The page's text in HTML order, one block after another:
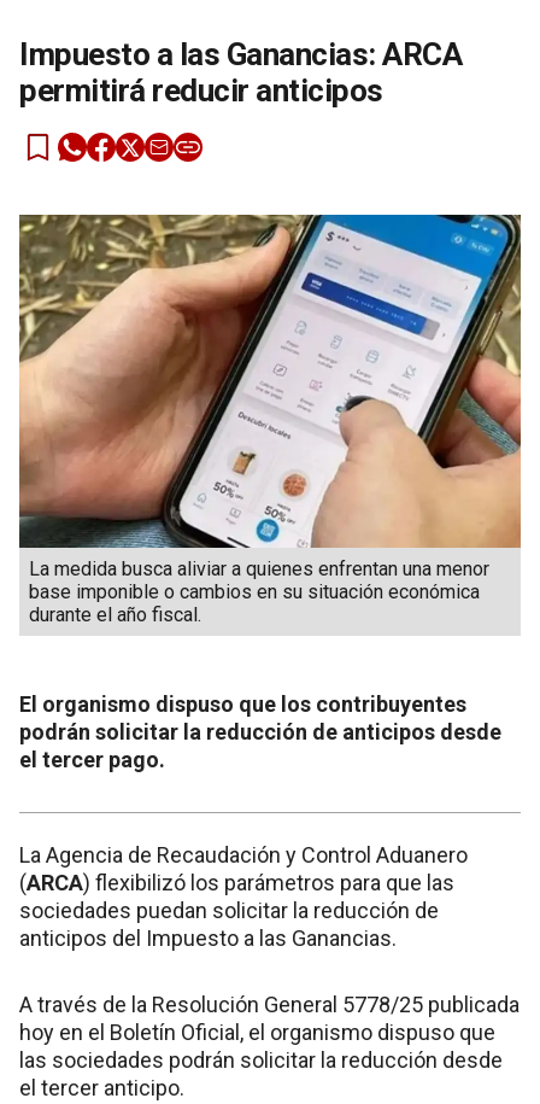
Impuesto a las Ganancias: ARCA
permitirá reducir anticipos
La medida busca aliviar a quienes enfrentan una menor
base imponible o cambios en su situación económica
durante el año fiscal.
El organismo dispuso que los contribuyentes
podrán solicitar la reducción de anticipos desde
el tercer pago.
La Agencia de Recaudación y Control Aduanero
(ARCA) flexibilizó los parámetros para que las
sociedades puedan solicitar la reducción de
anticipos del Impuesto a las Ganancias.
A través de la Resolución General 5778/25 publicada
hoy en el Boletín Oficial, el organismo dispuso que
las sociedades podrán solicitar la reducción desde
el tercer anticipo.